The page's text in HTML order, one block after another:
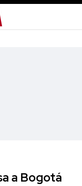
a Bogotá